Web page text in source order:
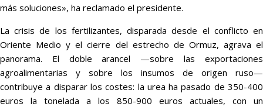
más soluciones», ha reclamado el presidente.
La crisis de los fertilizantes, disparada desde el conflicto en
Oriente Medio y el cierre del estrecho de Ormuz, agrava el
panorama. El doble arancel —sobre las exportaciones
agroalimentarias y sobre los insumos de origen ruso—
contribuye a disparar los costes: la urea ha pasado de 350-400
euros la tonelada a los 850-900 euros actuales, con un